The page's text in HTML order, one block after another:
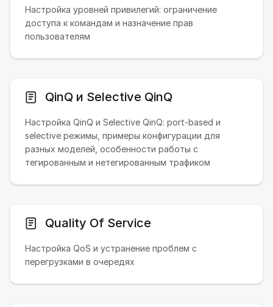
Настройка уровней привилегий: ограничение
доступа к командам и назначение прав
пользователям
QinQ и Selective QinQ
Настройка QinQ и Selective QinQ: port-based и
selective режимы, примеры конфигурации для
разных моделей, особенности работы с
тегированным и нетегированным трафиком
Quality Of Service
Настройка QoS и устранение проблем с
перегрузками в очередях